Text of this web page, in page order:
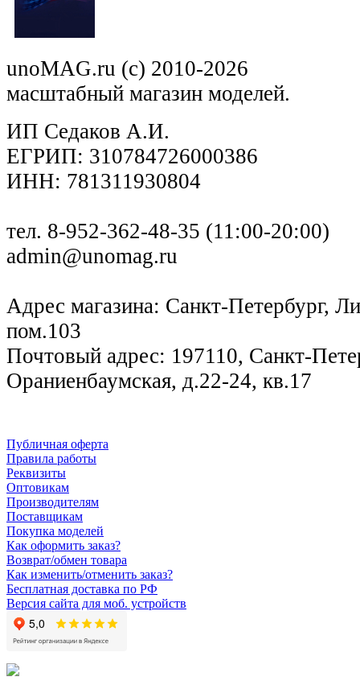
unoMAG.ru (c) 2010-2026
масштабный магазин моделей.
ИП Седаков А.И.
ЕГРИП: 310784726000386
ИНН: 781311930804
тел. 8-952-362-48-35 (11:00-20:00)
admin@unomag.ru
Адрес магазина: Санкт-Петербург,
пом.103
Почтовый адрес: 197110, Санкт-
Ораниенбаумская, д.22-24, кв.17
Публичная оферта
Правила работы
Реквизиты
Оптовикам
Производителям
Поставщикам
Покупка моделей
Как оформить заказ?
Возврат/обмен товара
Как изменить/отменить заказ?
Бесплатная доставка по РФ
Версия сайта для моб. устройств